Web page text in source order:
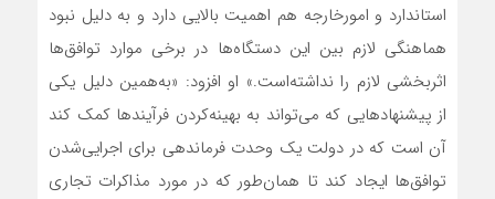
استاندارد و امورخارجه هم اهمیت بالایی دارد و به دلیل نبود
هماهنگی لازم بین این دستگاه‌ها در برخی موارد توافق‌ها
اثربخشی لازم را نداشته‌است.» او افزود: «به‌همین دلیل یکی
از پیشنهادهایی که می‌تواند به بهینه‌کردن فرآیندها کمک کند
آن است که در دولت یک وحدت فرماندهی برای اجرایی‌شدن
توافق‌ها ایجاد کند تا همان‌طور که در مورد مذاکرات تجاری